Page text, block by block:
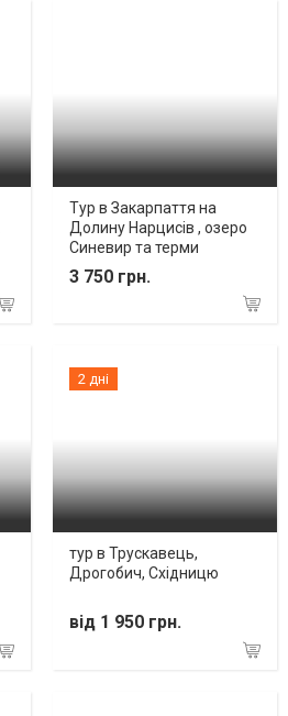
Тур в Закарпаття на
Долину Нарцисів , озеро
Синевир та терми
3 750 грн.
2 дні
тур в Трускавець,
Дрогобич, Східницю
від 1 950 грн.